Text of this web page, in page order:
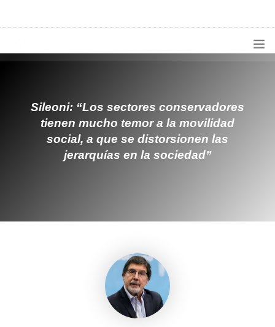
¿QUIÉNES SOMOS?
PRODUCCIONES ESPECIALES
Sileoni: “Los sectores conservadores
tienen mucho temor a la movilidad
social, a que se distorsionen las
jerarquías en la sociedad”